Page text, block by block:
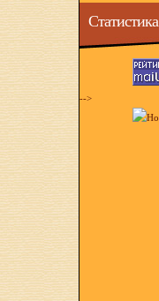
Статистика
-->